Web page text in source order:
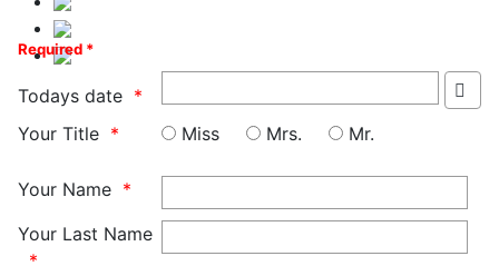
Required *
Todays date
Your Title
Miss Mrs. Mr.
Your Name
Your Last Name